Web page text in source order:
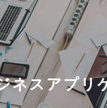
ネスアプリ